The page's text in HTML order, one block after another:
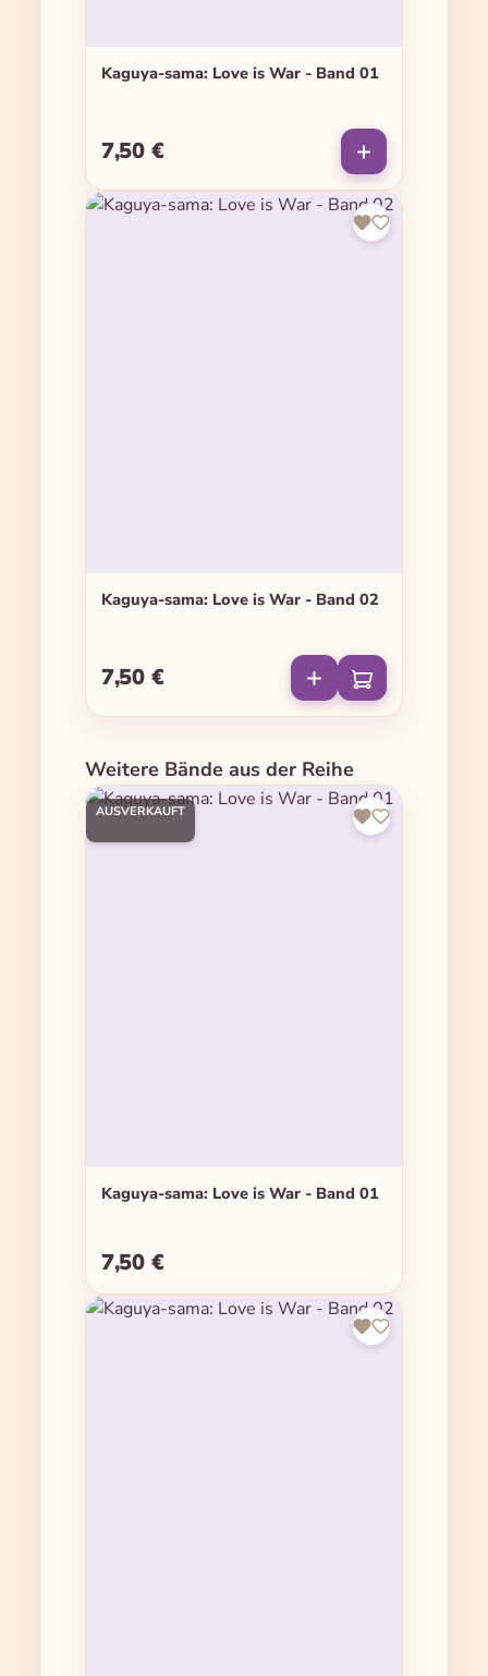
Kaguya-sama: Love is War - Band 01
Regulärer Preis:
7,50 €
Kaguya-sama: Love is War - Band 02
Regulärer Preis:
7,50 €
Produktgalerie überspringen
Weitere Bände aus der Reihe
AUSVERKAUFT
Kaguya-sama: Love is War - Band 01
Regulärer Preis:
7,50 €